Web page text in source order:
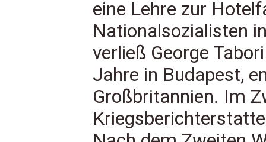
eine Lehre zur
Nationalsozialisten
verließ George
Jahre in Budapest,
Großbritannien. Im